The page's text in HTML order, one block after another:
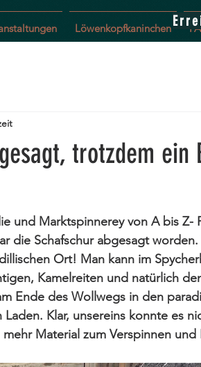
Löwenkopfkaninchen
trotzdem ein
und Marktspinnerey von A bis Z-
die Schafschur abgesagt
Ort! Man kann im
Kamelreiten und natürlich
Ende des Wollwegs in den
Klar, unsereins konnte es
Material zum Verspinnen und